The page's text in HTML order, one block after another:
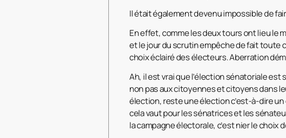
Il était également devenu impossible de
En effet, comme les deux tours ont lieu le
et le jour du scrutin empêche de fait toute
choix éclairé des électeurs. Aberration
Ah, il est vrai que l’élection sénatoriale est
non pas aux citoyennes et citoyens dans
élection, reste une élection c’est-à-dire
cela vaut pour les sénatrices et les
la campagne électorale, c’est nier le choix